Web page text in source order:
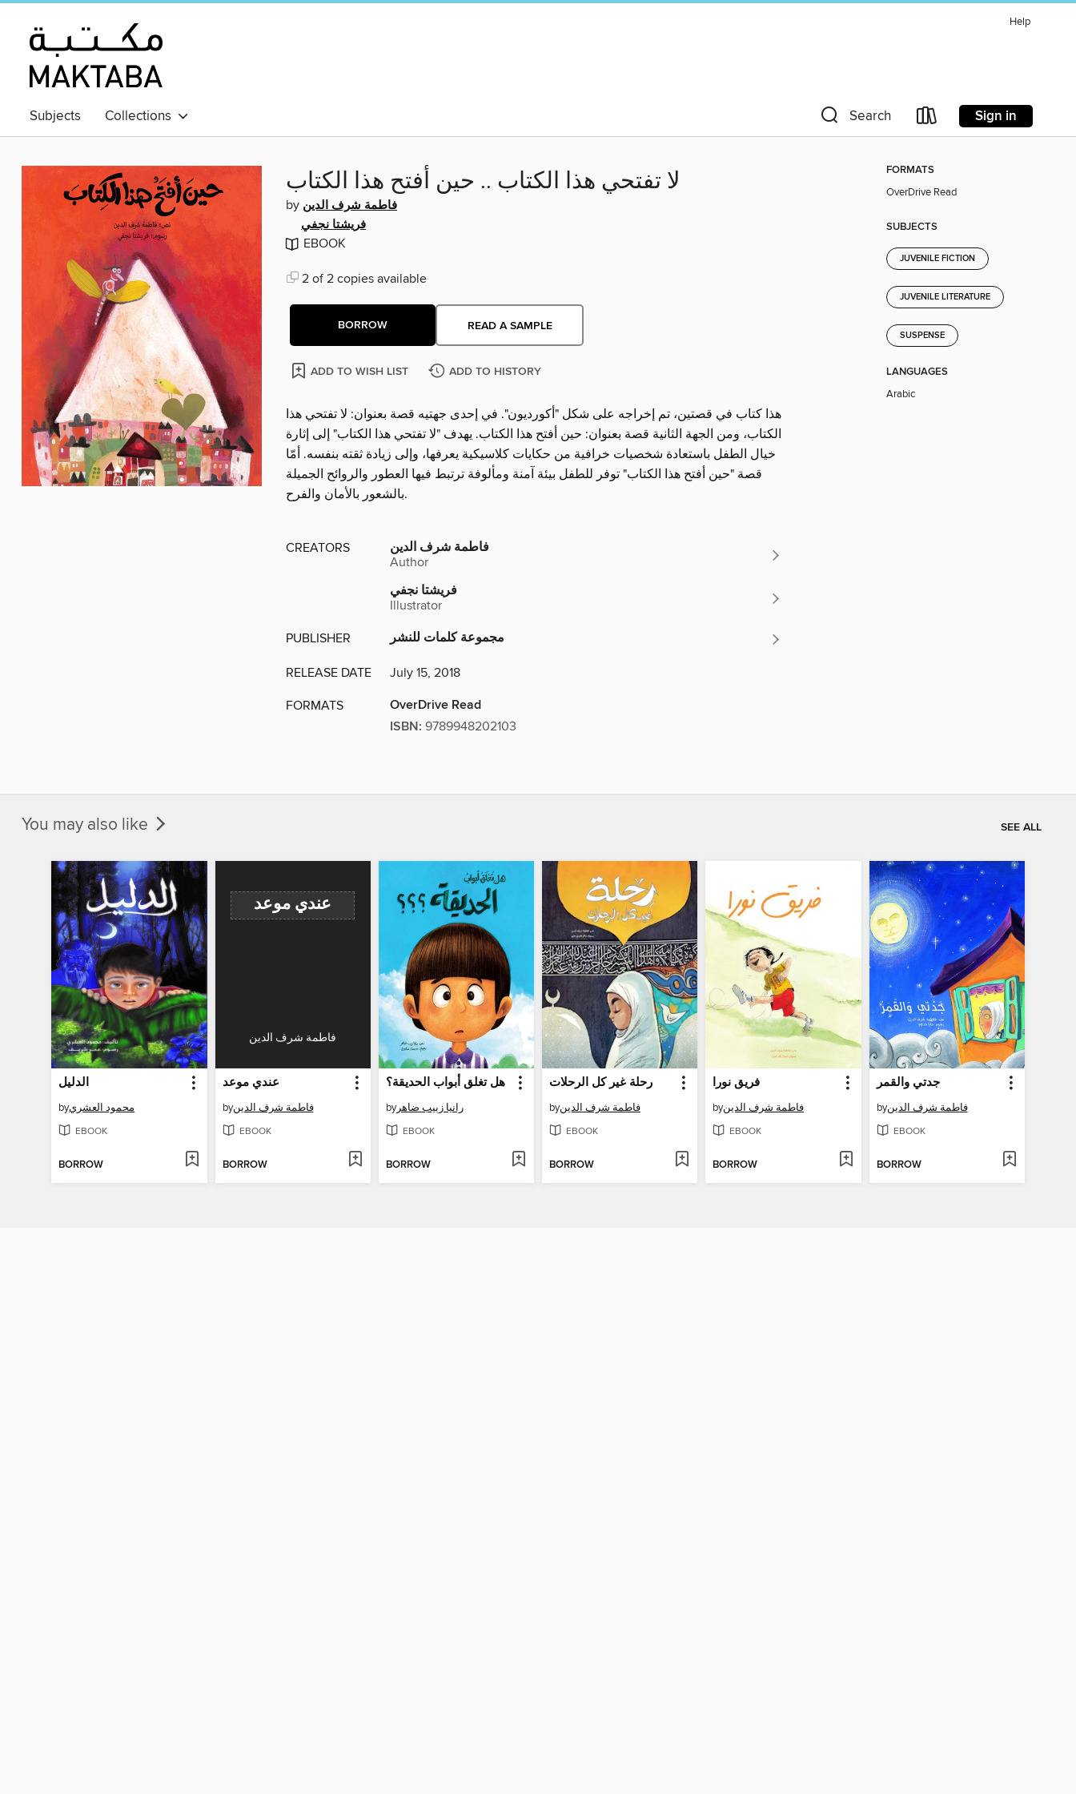
Help
Subjects Collections Search Sign in
لا تفتحي هذا الكتاب .. حين أفتح هذا الكتاب
by فاطمة شرف الدين
فريشتا نجفي
EBOOK
2 of 2 copies available
BORROW READ A SAMPLE
ADD TO WISH LIST ADD TO HISTORY
هذا كتاب في قصتين، تم إخراجه على شكل "أكورديون". في إحدى جهتيه قصة بعنوان: لا تفتحي هذا
الكتاب، ومن الجهة الثانية قصة بعنوان: حين أفتح هذا الكتاب. يهدف "لا تفتحي هذا الكتاب" إلى إثارة
خيال الطفل باستعادة شخصيات خرافية من حكايات كلاسيكية يعرفها، وإلى زيادة ثقته بنفسه. أمّا
قصة "حين أفتح هذا الكتاب" توفر للطفل بيئة آمنة ومألوفة ترتبط فيها العطور والروائح الجميلة
بالشعور بالأمان والفرح.
CREATORS فاطمة شرف الدين
Author
فريشتا نجفي
Illustrator
PUBLISHER مجموعة كلمات للنشر
RELEASE DATE July 15, 2018
FORMATS
OverDrive Read
ISBN: 9789948202103
FORMATS
OverDrive Read
SUBJECTS
JUVENILE FICTION
JUVENILE LITERATURE
SUSPENSE
LANGUAGES
Arabic
You may also like SEE ALL
الدليل
byمحمود العشري
EBOOK
BORROW
عندي موعد
فاطمة شرف الدين
عندي موعد
byفاطمة شرف الدين
EBOOK
BORROW
هل تغلق أبواب الحديقة؟
byرانيا زبيب ضاهر
EBOOK
BORROW
رحلة غير كل الرحلات
byفاطمة شرف الدين
EBOOK
BORROW
فريق نورا
byفاطمة شرف الدين
EBOOK
BORROW
جدتي والقمر
byفاطمة شرف الدين
EBOOK
BORROW